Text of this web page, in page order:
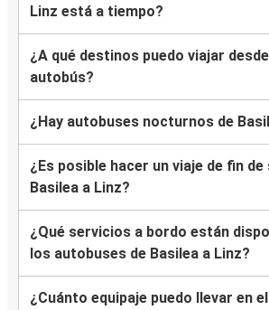
Linz está a tiempo?
¿A qué destinos puedo viajar
autobús?
¿Hay autobuses nocturnos de
¿Es posible hacer un viaje de fin de
Basilea a Linz?
¿Qué servicios a bordo están
los autobuses de Basilea a Linz?
¿Cuánto equipaje puedo llevar en